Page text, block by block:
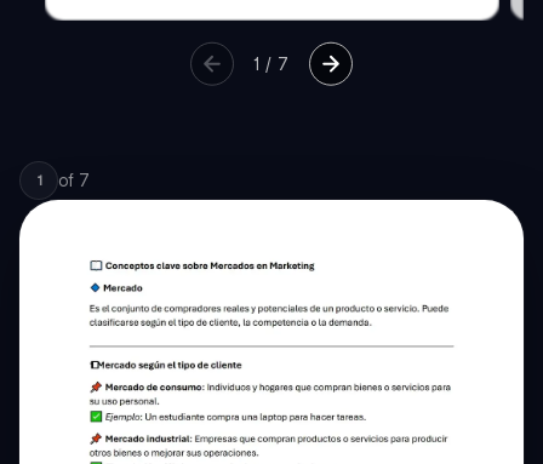
1 / 7
1 of 7